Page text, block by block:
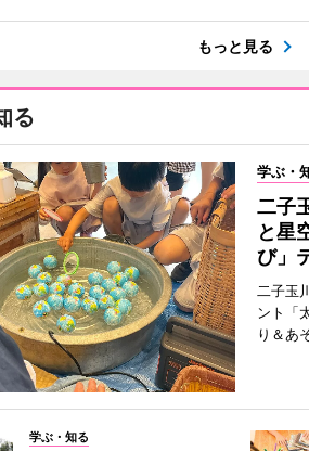
もっと見る
る
学ぶ・
二子
と星
び」
二子玉
ント「
り＆あ
学ぶ・知る